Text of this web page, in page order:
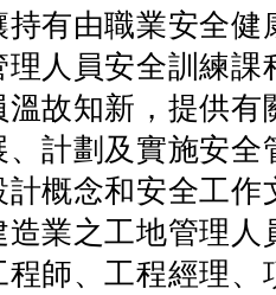
有由職業安全健
人員安全訓練課
故知新，提供有
計劃及實施安全
概念和安全工作
業之工地管理人
師、工程經理、